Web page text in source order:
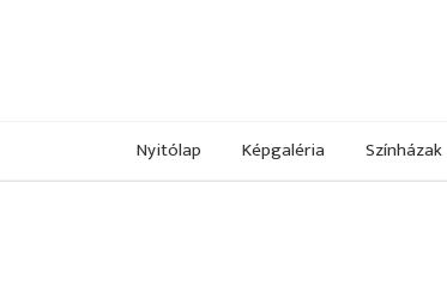
Nyitólap Képgaléria Színházak